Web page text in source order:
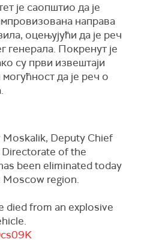
је саопштио да је
направа
оцењујући да је реч
генерала. Покренут је
су први извештаји
да је реч о
Deputy Chief
of the
been eliminated today
Moscow region.
died from an explosive